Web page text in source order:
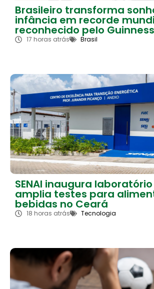
Brasileiro transforma
infância em recorde
reconhecido pelo Guinness
17 horas atrás Brasil
SENAI inaugura
amplia testes para
bebidas no Ceará
18 horas atrás Tecnologia